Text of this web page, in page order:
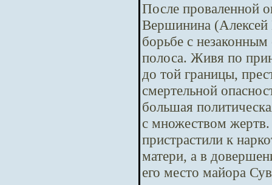
После проваленной
Вершинина (Алексей
борьбе с
полоса. Живя по
до той границы,
смертельной
большая
с множеством
пристрастили к
матери, а в
его место майора